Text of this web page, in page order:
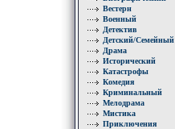
Вестерн
Военный
Детектив
Детский/Семейный
Драма
Исторический
Катастрофы
Комедия
Криминальный
Мелодрама
Мистика
Приключения